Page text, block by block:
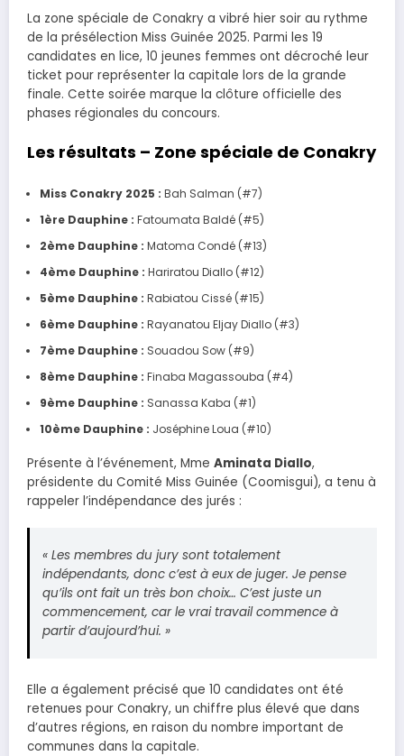
La zone spéciale de Conakry a vibré hier soir au rythme
de la présélection Miss Guinée 2025. Parmi les 19
candidates en lice, 10 jeunes femmes ont décroché leur
ticket pour représenter la capitale lors de la grande
finale. Cette soirée marque la clôture officielle des
phases régionales du concours.
Les résultats – Zone spéciale de Conakry
Miss Conakry 2025 : Bah Salman (#7)
1ère Dauphine : Fatoumata Baldé (#5)
2ème Dauphine : Matoma Condé (#13)
4ème Dauphine : Hariratou Diallo (#12)
5ème Dauphine : Rabiatou Cissé (#15)
6ème Dauphine : Rayanatou Eljay Diallo (#3)
7ème Dauphine : Souadou Sow (#9)
8ème Dauphine : Finaba Magassouba (#4)
9ème Dauphine : Sanassa Kaba (#1)
10ème Dauphine : Joséphine Loua (#10)
Présente à l’événement, Mme Aminata Diallo,
présidente du Comité Miss Guinée (Coomisgui), a tenu à
rappeler l’indépendance des jurés :
« Les membres du jury sont totalement
indépendants, donc c’est à eux de juger. Je pense
qu’ils ont fait un très bon choix… C’est juste un
commencement, car le vrai travail commence à
partir d’aujourd’hui. »
Elle a également précisé que 10 candidates ont été
retenues pour Conakry, un chiffre plus élevé que dans
d’autres régions, en raison du nombre important de
communes dans la capitale.